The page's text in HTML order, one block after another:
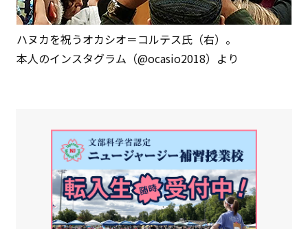
ハヌカを祝うオカシオ＝コルテス氏（右）。
本人のインスタグラム（@ocasio2018）より